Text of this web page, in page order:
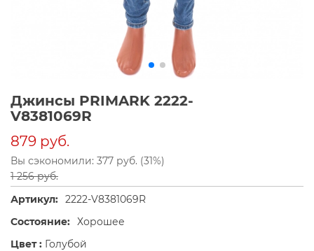
Джинсы PRIMARK 2222-
V8381069R
879 руб.
Вы сэкономили: 377 руб. (31%)
1 256 руб.
Артикул: 2222-V8381069R
Состояние: Хорошее
Цвет : Голубой